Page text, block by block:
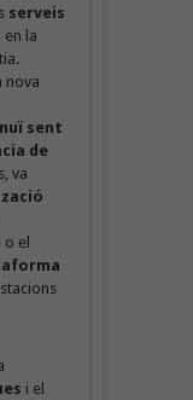
serveis
en la
nova
sent
de
va
o el
i el